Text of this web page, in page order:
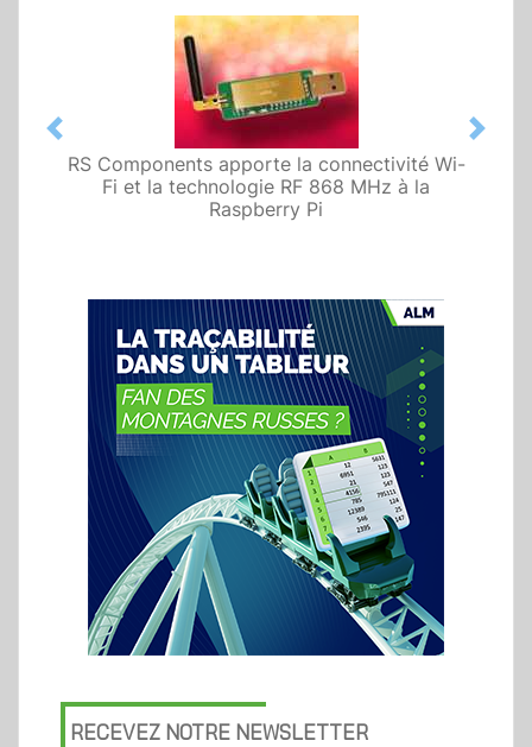
RS Components apporte la connectivité Wi-
Fi et la technologie RF 868 MHz à la
Raspberry Pi
Previous Next
RECEVEZ NOTRE NEWSLETTER